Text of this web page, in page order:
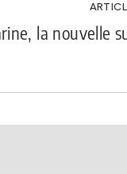
la nouvelle